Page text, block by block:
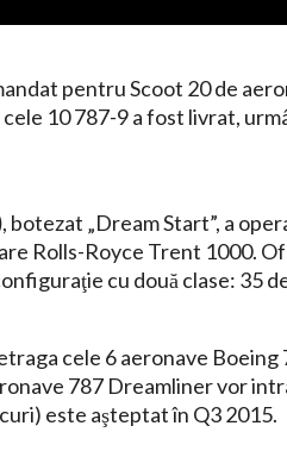
pentru Scoot 20 de
10 787-9 a fost livrat,
, botezat „Dream Start”, a
Rolls-Royce Trent 1000.
cu două clase: 35
cele 6 aeronave
787 Dreamliner vor
este aşteptat în Q3 2015.